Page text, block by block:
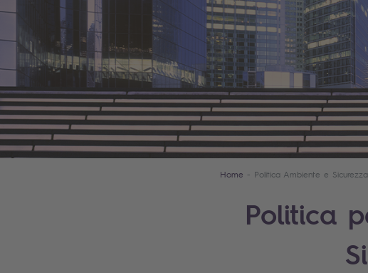
Home Politica Ambiente e Sicurezza
Politica